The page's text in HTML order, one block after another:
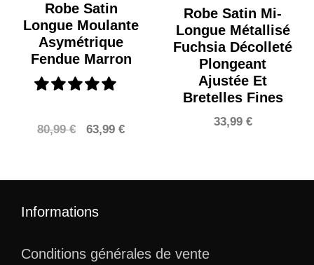
Robe Satin
Longue Moulante
Asymétrique
Fendue Marron
80,99€
Le
était :
63,99€Le
est :
Robe Satin Mi-
Longue Métallisé
Fuchsia Décolleté
Plongeant
Ajustée Et
Bretelles Fines
33,99 €
Informations
Conditions générales de vente